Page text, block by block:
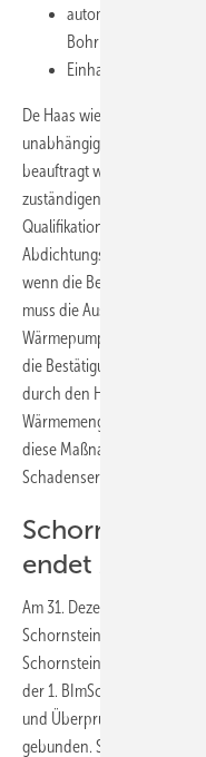
automatische
Bohrloch ab 01.7.2012
Einhaltung der
De Haas wies auch auf
unabhängiger und externer
beauftragt werden und den
zuständigen unteren
Qualifikationsnachweis des
Abdichtungsüberwachung
wenn die Bedingungen
muss die
Wärmepumpe künftig
die Bestätigung der
durch den Heizungsbauer
Wärmemengenzähler wird
diese Maßnahmen, um
Schadensereignisses
endet zum
Am 31. Dezember 2012
Schornsteinfegertätigkeiten
der 1. BImSchV Kehr- und
und Überprüfungsordnung
gebunden. Sie können von